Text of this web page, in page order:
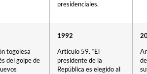
presidenciales.
togolesa
del golpe de
1992
Artículo 59. “El
presidente de la
República es elegido al